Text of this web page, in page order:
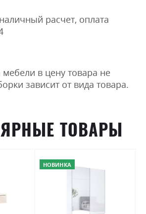
расчет, оплата
в цену товара не
зависит от вида товара.
ТОВАРЫ
НОВИНКА